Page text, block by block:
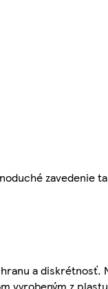
zavedenie
a diskrétnosť.